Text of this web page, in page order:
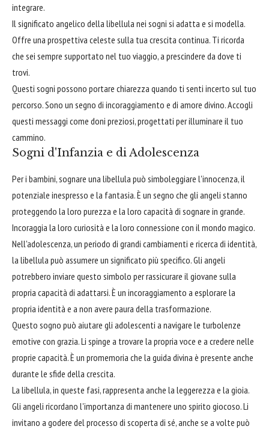
integrare.
Il significato angelico della libellula nei sogni si adatta e si modella.
Offre una prospettiva celeste sulla tua crescita continua. Ti ricorda
che sei sempre supportato nel tuo viaggio, a prescindere da dove ti
trovi.
Questi sogni possono portare chiarezza quando ti senti incerto sul tuo
percorso. Sono un segno di incoraggiamento e di amore divino. Accogli
questi messaggi come doni preziosi, progettati per illuminare il tuo
cammino.
Sogni d'Infanzia e di Adolescenza
Per i bambini, sognare una libellula può simboleggiare l'innocenza, il
potenziale inespresso e la fantasia. È un segno che gli angeli stanno
proteggendo la loro purezza e la loro capacità di sognare in grande.
Incoraggia la loro curiosità e la loro connessione con il mondo magico.
Nell'adolescenza, un periodo di grandi cambiamenti e ricerca di identità,
la libellula può assumere un significato più specifico. Gli angeli
potrebbero inviare questo simbolo per rassicurare il giovane sulla
propria capacità di adattarsi. È un incoraggiamento a esplorare la
propria identità e a non avere paura della trasformazione.
Questo sogno può aiutare gli adolescenti a navigare le turbolenze
emotive con grazia. Li spinge a trovare la propria voce e a credere nelle
proprie capacità. È un promemoria che la guida divina è presente anche
durante le sfide della crescita.
La libellula, in queste fasi, rappresenta anche la leggerezza e la gioia.
Gli angeli ricordano l'importanza di mantenere uno spirito giocoso. Li
invitano a godere del processo di scoperta di sé, anche se a volte può